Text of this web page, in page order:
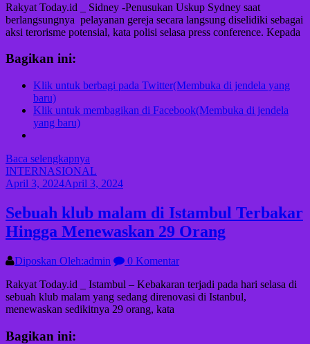
Rakyat Today.id _ Sidney -Penusukan Uskup Sydney saat
berlangsungnya pelayanan gereja secara langsung diselidiki sebagai
aksi terorisme potensial, kata polisi selasa press conference. Kepada
Bagikan ini:
Klik untuk berbagi pada Twitter(Membuka di jendela yang
baru)
Klik untuk membagikan di Facebook(Membuka di jendela
yang baru)
Baca selengkapnya
INTERNASIONAL
April 3, 2024April 3, 2024
Sebuah klub malam di Istambul Terbakar
Hingga Menewaskan 29 Orang
Diposkan Oleh:admin
0 Komentar
Rakyat Today.id _ Istambul – Kebakaran terjadi pada hari selasa di
sebuah klub malam yang sedang direnovasi di Istanbul,
menewaskan sedikitnya 29 orang, kata
Bagikan ini: